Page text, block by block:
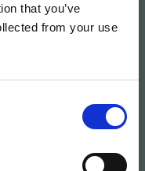
that you’ve
from your use
en la
en la ejecución
se integra